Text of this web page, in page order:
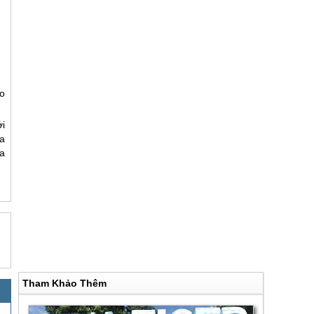
Tham Khảo Thêm